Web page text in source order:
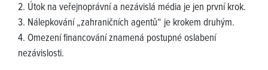
2. Útok na veřejnoprávní a nezávislá média je jen první krok.
3. Nálepkování „zahraničních agentů“ je krokem druhým.
4. Omezení financování znamená postupné oslabení
nezávislosti.